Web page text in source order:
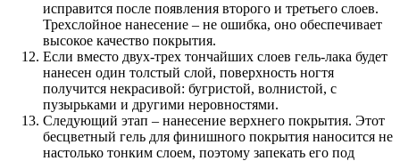
исправится после появления второго и третьего слоев.
Трехслойное нанесение – не ошибка, оно обеспечивает
высокое качество покрытия.
Если вместо двух-трех тончайших слоев гель-лака будет
нанесен один толстый слой, поверхность ногтя
получится некрасивой: бугристой, волнистой, с
пузырьками и другими неровностями.
Следующий этап – нанесение верхнего покрытия. Этот
бесцветный гель для финишного покрытия наносится не
настолько тонким слоем, поэтому запекать его под